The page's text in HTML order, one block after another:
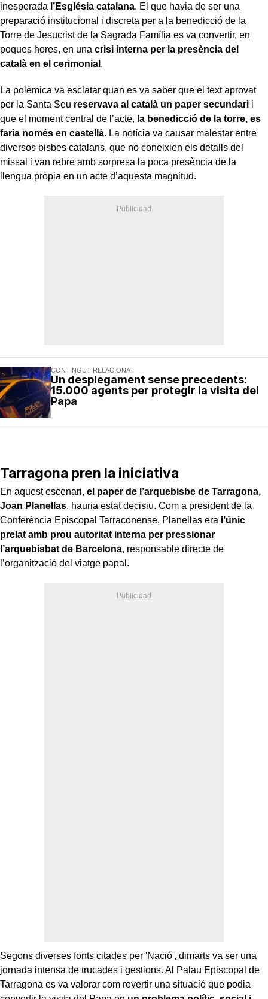
inesperada l’Església catalana. El que havia de ser una
preparació institucional i discreta per a la benedicció de la
Torre de Jesucrist de la Sagrada Família es va convertir, en
poques hores, en una crisi interna per la presència del
català en el cerimonial .
La polèmica va esclatar quan es va saber que el text aprovat
per la Santa Seu reservava al català un paper secundari i
que el moment central de l’acte, la benedicció de la torre, es
faria només en castellà. La notícia va causar malestar entre
diversos bisbes catalans, que no coneixien els detalls del
missal i van rebre amb sorpresa la poca presència de la
llengua pròpia en un acte d’aquesta magnitud.
CONTINGUT RELACIONAT
Un desplegament sense precedents:
15.000 agents per protegir la visita del
Papa
Tarragona pren la iniciativa
En aquest escenari, el paper de l’arquebisbe de Tarragona,
Joan Planellas, hauria estat decisiu. Com a president de la
Conferència Episcopal Tarraconense, Planellas era l’únic
prelat amb prou autoritat interna per pressionar
l’arquebisbat de Barcelona, responsable directe de
l’organització del viatge papal.
Segons diverses fonts citades per 'Nació', dimarts va ser una
jornada intensa de trucades i gestions. Al Palau Episcopal de
Tarragona es va valorar com revertir una situació que podia